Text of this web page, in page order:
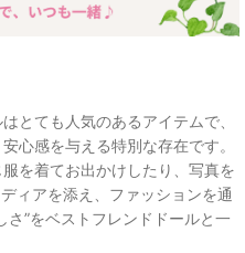
とても人気のあるアイテムで、
心感を与える特別な存在です。
を着てお出かけしたり、写真を
ィアを添え、ファッションを通
さ”をベストフレンドドールと一